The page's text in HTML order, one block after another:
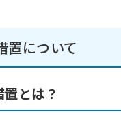
置について
とは？